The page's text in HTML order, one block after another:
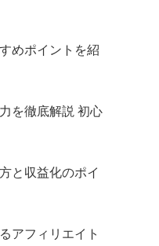
めポイントを紹
を徹底解説 初心
と収益化のポイ
アフィリエイト